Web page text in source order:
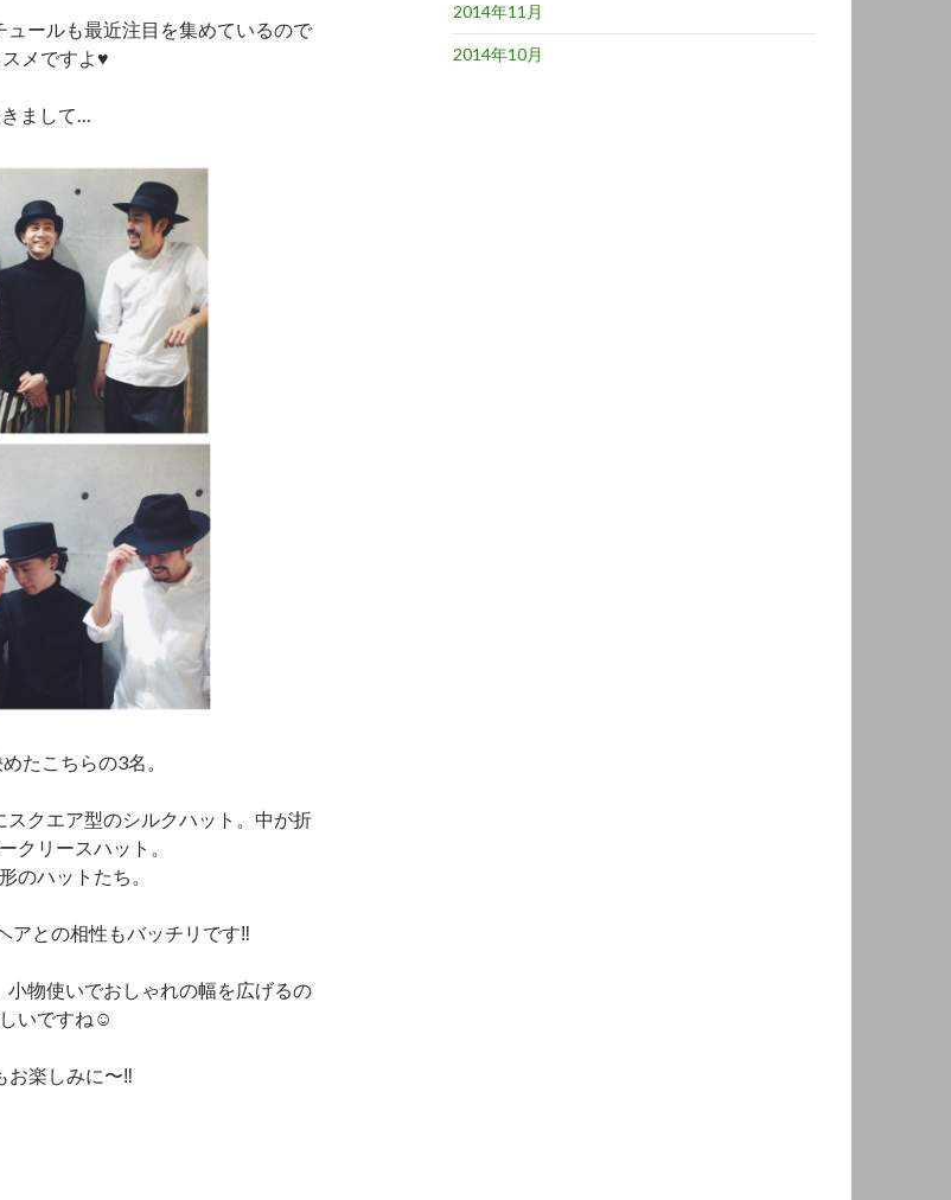
ールも最近注目を集めているので
メですよ♥︎
まして…
たこちらの3名。
クエア型のシルクハット。中が折
クリースハット。
のハットたち。
アとの相性もバッチリです‼︎
小物使いでおしゃれの幅を広げるの
いですね☺︎
お楽しみに〜‼︎
2014年11月
2014年10月